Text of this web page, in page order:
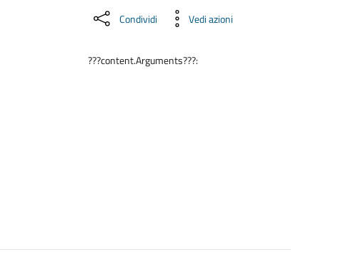
Condividi Vedi azioni
???content.Arguments???: